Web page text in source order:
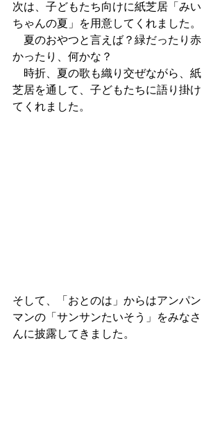
次は、子どもたち向けに紙芝居「みい
ちゃんの夏」を用意してくれました。
夏のおやつと言えば？緑だったり赤
かったり、何かな？
時折、夏の歌も織り交ぜながら、紙
芝居を通して、子どもたちに語り掛け
てくれました。
そして、「おとのは」からはアンパン
マンの「サンサンたいそう」をみなさ
んに披露してきました。